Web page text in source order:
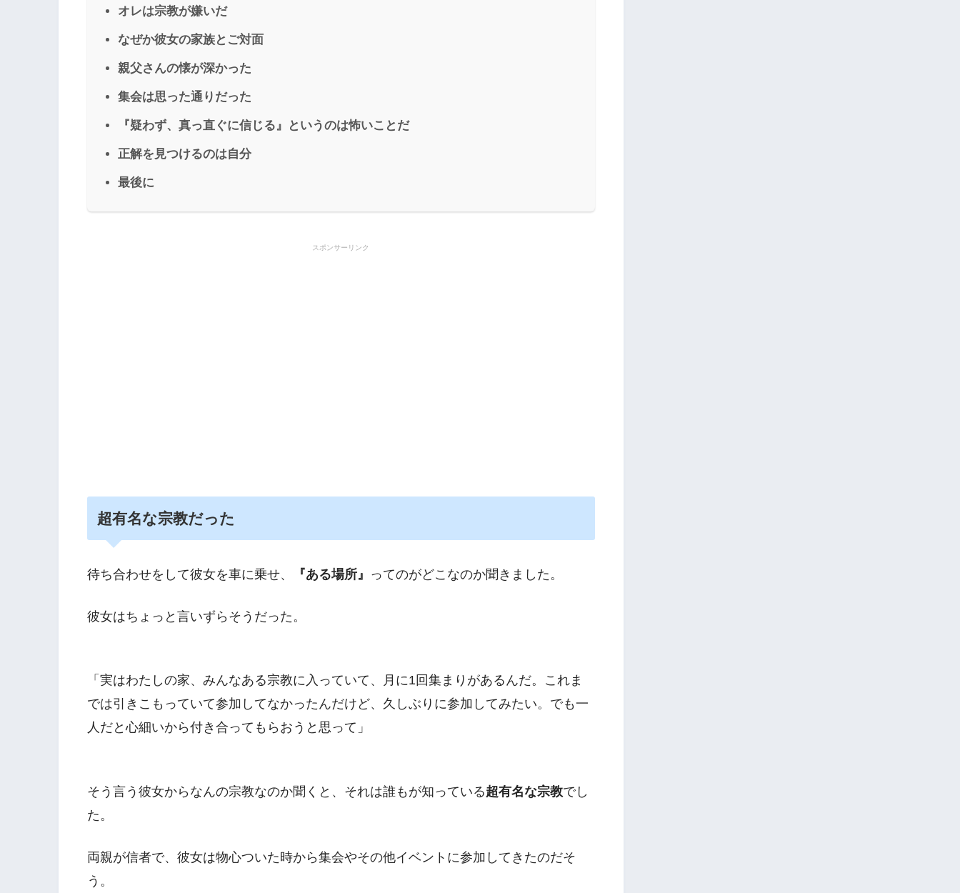
オレは宗教が嫌いだ
なぜか彼女の家族とご対面
親父さんの懐が深かった
集会は思った通りだった
『疑わず、真っ直ぐに信じる』というのは怖いことだ
正解を見つけるのは自分
最後に
スポンサーリンク
超有名な宗教だった
待ち合わせをして彼女を車に乗せ、 『ある場所』 ってのがどこなのか聞きました。
彼女はちょっと言いずらそうだった。
「実はわたしの家、みんなある宗教に入っていて、月に1回集まりがあるんだ。これま
では引きこもっていて参加してなかったんだけど、久しぶりに参加してみたい。でも一
人だと心細いから付き合ってもらおうと思って」
そう言う彼女からなんの宗教なのか聞くと、それは誰もが知っている超有名な宗教でし
た。
両親が信者で、彼女は物心ついた時から集会やその他イベントに参加してきたのだそ
う。